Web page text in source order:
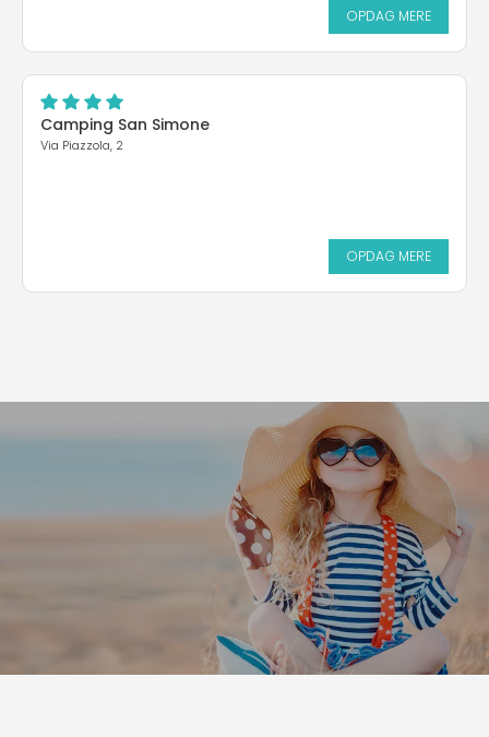
OPDAG MERE
Camping San Simone
Via Piazzola, 2
OPDAG MERE